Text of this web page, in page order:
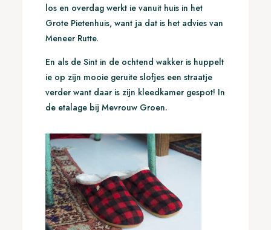
los en overdag werkt ie vanuit huis in het
Grote Pietenhuis, want ja dat is het advies van
Meneer Rutte.
En als de Sint in de ochtend wakker is huppelt
ie op zijn mooie geruite slofjes een straatje
verder want daar is zijn kleedkamer gespot! In
de etalage bij Mevrouw Groen.